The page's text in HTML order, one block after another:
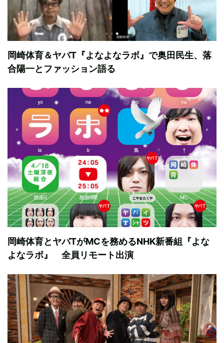
岡崎体育＆ヤバT『よなよなラボ』で奥田民生、落
合陽一とファッション語る
岡崎体育とヤバTがMCを務めるNHK新番組『よな
よなラボ』 全員リモート出演